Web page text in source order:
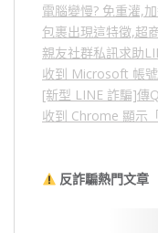
電腦變慢? 免重灌,
包裹出現這特徵,超
親友社群私訊求助
收到 Microsoft 帳號
[新型 LINE 詐騙]傳
收到 Chrome 顯示
反詐騙熱門文章